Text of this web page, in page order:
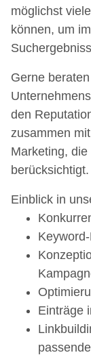
möglichst
können, um
Gerne
den
zusammen
Marketing,
berücksichtigt.
Einblick in
Einträge